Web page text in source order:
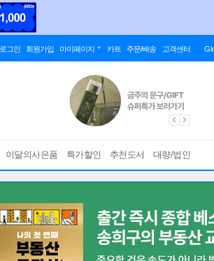
로그인 회원가입 마이페이지 카트 주문/배송 고객센터
이달의사은품 특가할인 추천도서 대량/법인